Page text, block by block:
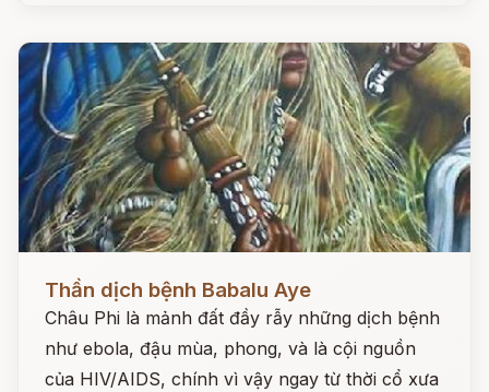
Đọc ngay
Thần dịch bệnh Babalu Aye
Châu Phi là mảnh đất đầy rẫy những dịch bệnh
như ebola, đậu mùa, phong, và là cội nguồn
của HIV/AIDS, chính vì vậy ngay từ thời cổ xưa